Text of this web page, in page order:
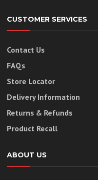
CUSTOMER SERVICES
Contact Us
FAQs
Store Locator
Delivery Information
Returns & Refunds
Product Recall
ABOUT US